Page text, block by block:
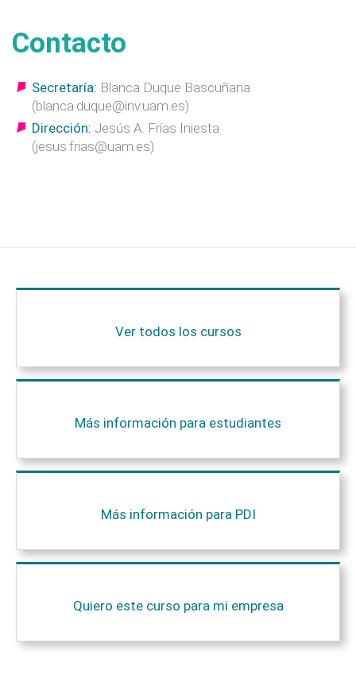
Contacto
Secretaría: Blanca Duque Bascuñana
(blanca.duque@inv.uam.es)
Dirección: Jesús A. Frías Iniesta
(jesus.frias@uam.es)
Ver todos los cursos
Más información para estudiantes
Más información para PDI
Quiero este curso para mi empresa